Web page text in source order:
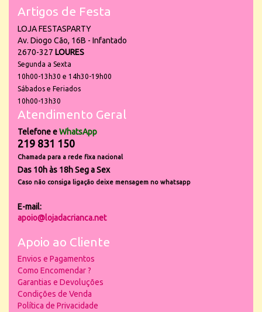
Artigos de Festa
LOJA FESTASPARTY
Av. Diogo Cão, 16B - Infantado
2670-327 LOURES
Segunda a Sexta
10h00-13h30 e 14h30-19h00
Sábados e Feriados
10h00-13h30
Atendimento Geral
Telefone eWhatsApp
219 831 150
Chamada para a rede fixa nacional
Das 10h às 18h Seg a Sex
Caso não consiga ligação deixe mensagem no whatsapp
E-mail:
apoio@lojadacrianca.net
Apoio ao Cliente
Envios e Pagamentos
Como Encomendar ?
Garantias e Devoluções
Condições de Venda
Política de Privacidade